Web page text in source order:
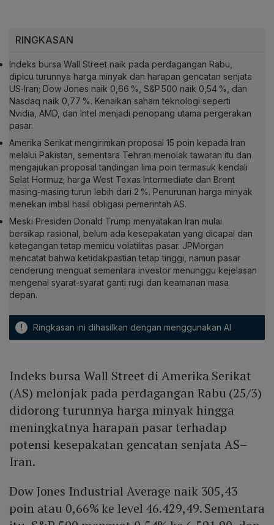
RINGKASAN
Indeks bursa Wall Street naik pada perdagangan Rabu,
dipicu turunnya harga minyak dan harapan gencatan senjata
US‑Iran; Dow Jones naik 0,66 %, S&P 500 naik 0,54 %, dan
Nasdaq naik 0,77 %. Kenaikan saham teknologi seperti
Nvidia, AMD, dan Intel menjadi penopang utama pergerakan
pasar.
Amerika Serikat mengirimkan proposal 15 poin kepada Iran
melalui Pakistan, sementara Tehran menolak tawaran itu dan
mengajukan proposal tandingan lima poin termasuk kendali
Selat Hormuz; harga West Texas Intermediate dan Brent
masing-masing turun lebih dari 2 %. Penurunan harga minyak
menekan imbal hasil obligasi pemerintah AS.
Meski Presiden Donald Trump menyatakan Iran mulai
bersikap rasional, belum ada kesepakatan yang dicapai dan
ketegangan tetap memicu volatilitas pasar. JPMorgan
mencatat bahwa ketidakpastian tetap tinggi, namun pasar
cenderung menguat sementara investor menunggu kejelasan
mengenai syarat-syarat ganti rugi dan keamanan masa
depan.
! Ringkasan ini dihasilkan dengan menggunakan AI
Indeks bursa Wall Street di Amerika Serikat
(AS) melonjak pada perdagangan Rabu (25/3)
didorong turunnya harga minyak hingga
meningkatnya harapan pasar terhadap
potensi kesepakatan gencatan senjata AS–
Iran.
Dow Jones Industrial Average naik 305,43
poin atau 0,66% ke level 46.429,49. Sementara